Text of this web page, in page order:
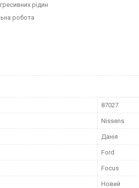
рідин
робота
87027
Nissens
Данія
Ford
Focus
Новий